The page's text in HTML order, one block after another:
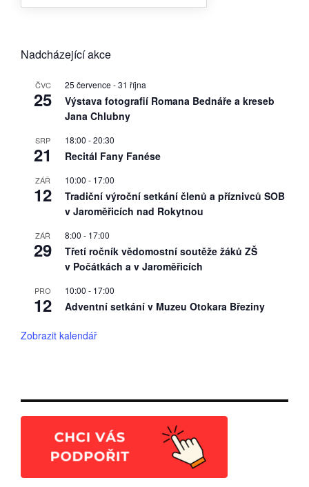
Nadcházející akce
ČVC
25
25 července -31 října
Výstava fotografií Romana Bednáře a kreseb
Jana Chlubny
SRP
21
18:00 -20:30
Recitál Fany Fanése
ZÁŘ
12
10:00 - 17:00
Tradiční výroční setkání členů a příznivců SOB
v Jaroměřicích nad Rokytnou
ZÁŘ
29
8:00 - 17:00
Třetí ročník vědomostní soutěže žáků ZŠ
v Počátkách a v Jaroměřicích
PRO
12
10:00 - 17:00
Adventní setkání v Muzeu Otokara Březiny
Zobrazit kalendář